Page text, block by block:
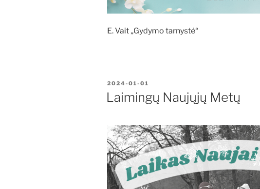
E. Vait „Gydymo tarnystė“
PASKELBTA
2024-01-01
Laimingų Naujųjų Metų